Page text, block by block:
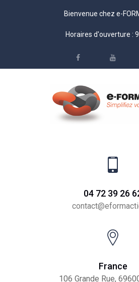
Bienvenue chez e-
Horaires d'ouverture :
04 72 39 26
France
106 Grande Rue,